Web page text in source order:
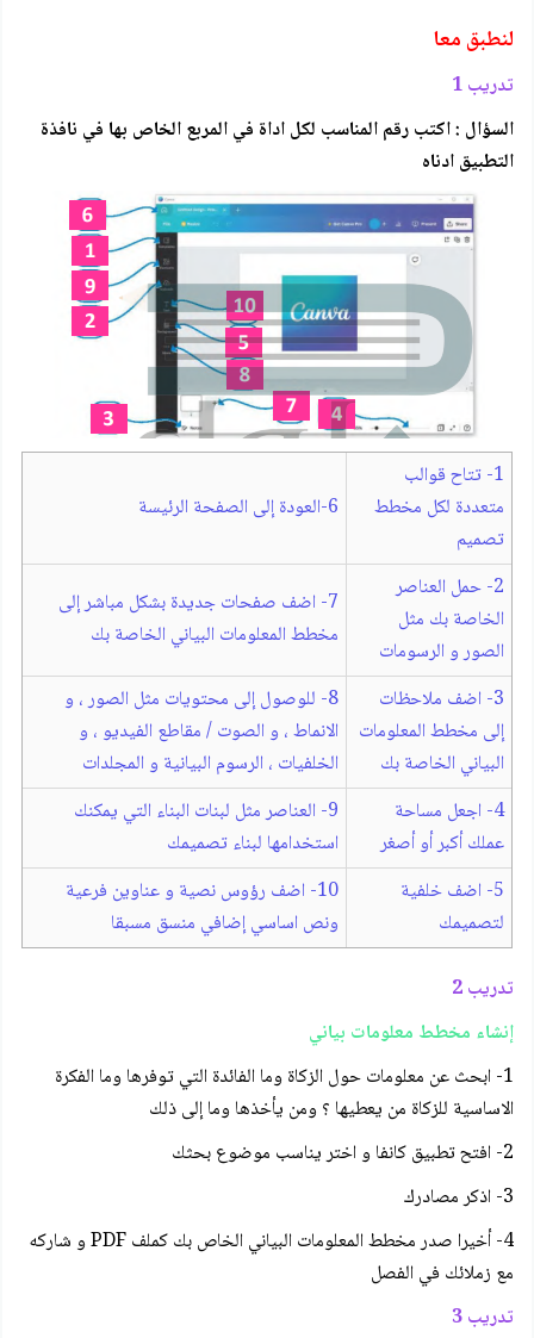
لنطبق معا
تدريب 1
السؤال : اكتب رقم المناسب لكل اداة في المربع الخاص بها في نافذة
التطبيق ادناه
1- تتاح قوالب
متعددة لكل مخطط
تصميم
6-العودة إلى الصفحة الرئيسة
2- حمل العناصر
الخاصة بك مثل
الصور و الرسومات
7- اضف صفحات جديدة بشكل مباشر إلى
مخطط المعلومات البياني الخاصة بك
3- اضف ملاحظات
إلى مخطط المعلومات
البياني الخاصة بك
8- للوصول إلى محتويات مثل الصور ، و
الانماط ، و الصوت / مقاطع الفيديو ، و
الخلفيات ، الرسوم البيانية و المجلدات
4- اجعل مساحة
عملك أكبر أو أصغر
9- العناصر مثل لبنات البناء التي يمكنك
استخدامها لبناء تصميمك
5- اضف خلفية
لتصميمك
10- اضف رؤوس نصية و عناوين فرعية
ونص اساسي إضافي منسق مسبقا
تدريب 2
إنشاء مخطط معلومات بياني
1- ابحث عن معلومات حول الزكاة وما الفائدة التي توفرها وما الفكرة
الاساسية للزكاة من يعطيها ؟ ومن يأخذها وما إلى ذلك
2- افتح تطبيق كانفا و اختر يناسب موضوع بحثك
3- اذكر مصادرك
4- أخيرا صدر مخطط المعلومات البياني الخاص بك كملف PDF و شاركه
مع زملائك في الفصل
تدريب 3